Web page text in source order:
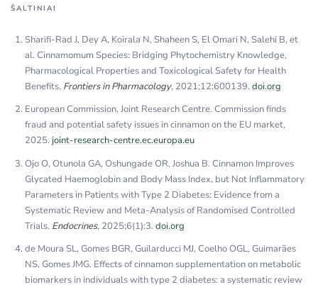
ŠALTINIAI
Sharifi-Rad J, Dey A, Koirala N, Shaheen S, El Omari N, Salehi B, et
al. Cinnamomum Species: Bridging Phytochemistry Knowledge,
Pharmacological Properties and Toxicological Safety for Health
Benefits. Frontiers in Pharmacology, 2021;12:600139. doi.org
European Commission, Joint Research Centre. Commission finds
fraud and potential safety issues in cinnamon on the EU market,
2025. joint-research-centre.ec.europa.eu
Ojo O, Otunola GA, Oshungade OR, Joshua B. Cinnamon Improves
Glycated Haemoglobin and Body Mass Index, but Not Inflammatory
Parameters in Patients with Type 2 Diabetes: Evidence from a
Systematic Review and Meta-Analysis of Randomised Controlled
Trials. Endocrines, 2025;6(1):3. doi.org
de Moura SL, Gomes BGR, Guilarducci MJ, Coelho OGL, Guimarães
NS, Gomes JMG. Effects of cinnamon supplementation on metabolic
biomarkers in individuals with type 2 diabetes: a systematic review